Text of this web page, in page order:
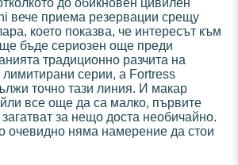
до обикновен цивилен
вече приема резервации срещу
което показва, че интересът към
бъде сериозен още преди
традиционно разчита на
серии, а Fortress
точно тази линия. И макар
все още да са малко, първите
за нещо доста необичайно.
очевидно няма намерение да стои